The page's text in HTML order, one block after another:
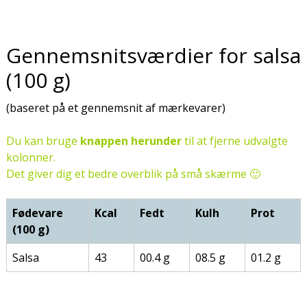
Gennemsnitsværdier for salsa
(100 g)
(baseret på et gennemsnit af mærkevarer)
Du kan bruge knappen herundertil at fjerne udvalgte
kolonner.
Det giver dig et bedre overblik på små skærme 🙂
Fødevare
(100 g)
Kcal Fedt Kulh Prot
Salsa 43 00.4 g 08.5 g 01.2 g